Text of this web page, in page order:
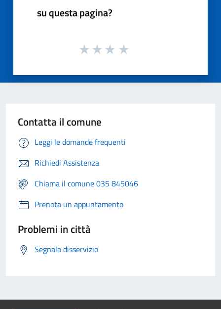
su questa pagina?
Contatta il comune
Leggi le domande frequenti
Richiedi Assistenza
Chiama il comune 035 845046
Prenota un appuntamento
Problemi in città
Segnala disservizio